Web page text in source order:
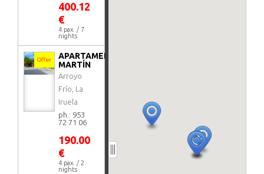
400.12
€
4 pax. / 7
nights
Offer
APARTAMENTOS
MARTÍN
Arroyo
Frío, La
Iruela
ph.: 953
72 71 06
190.00
€
4 pax. / 2
nights